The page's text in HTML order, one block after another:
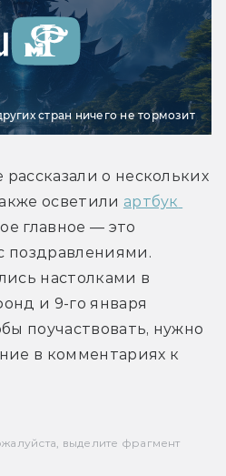
стран ничего не тормозит
о нескольких
осветили артбук
главное — это
поздравлениями.
настолками в
и 9-го января
поучаствовать, нужно
в комментариях к
выделите фрагмент